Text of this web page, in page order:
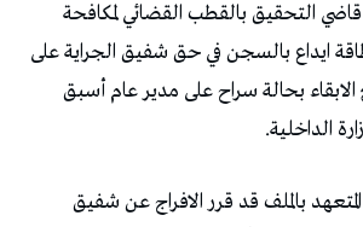
قاضي التحقيق بالقطب القضائي لمكافحة
ايداع بالسجن في حق شفيق الجراية على
بحالة سراح على مدير عام أسبق
الداخلية.
بالملف قد قرر الافراج عن شفيق